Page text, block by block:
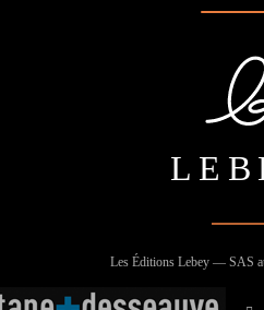
Les Éditions Lebey — SAS